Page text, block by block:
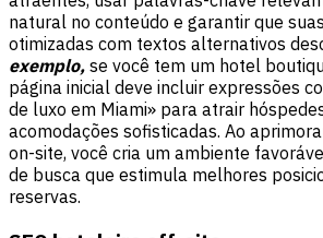
natural no conteúdo e garantir que
otimizadas com textos alternativos
exemplo, se você tem um hotel
página inicial deve incluir expressões
de luxo em Miami» para atrair
acomodações sofisticadas. Ao
on-site, você cria um ambiente
de busca que estimula melhores
reservas.